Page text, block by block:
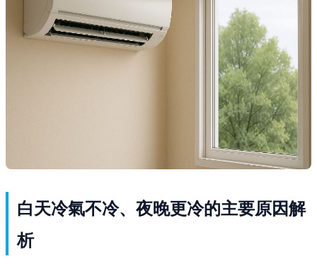
白天冷氣不冷、夜晚更冷的主要原因解
析